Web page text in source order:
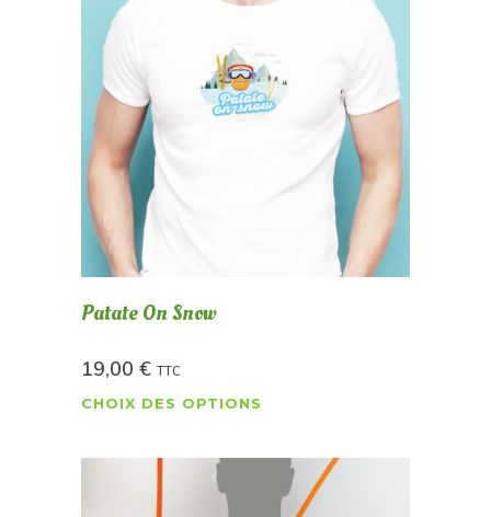
Patate On Snow
19,00 € TTC
CHOIX DES OPTIONS